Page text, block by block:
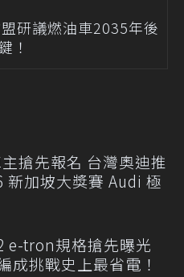
研議燃油車2035年後
！
搶先報名 台灣奧迪推
新加坡大獎賽 Audi 極
e-tron規格搶先曝光
成挑戰史上最省電！